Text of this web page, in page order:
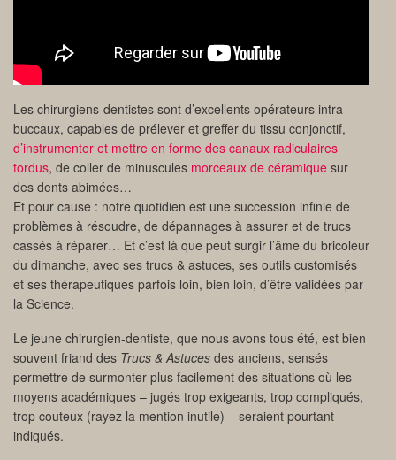
Les chirurgiens-dentistes sont d’excellents opérateurs intra-
buccaux, capables de prélever et greffer du tissu conjonctif,
d’instrumenter et mettre en forme des canaux radiculaires
tordus, de coller de minuscules morceaux de céramique sur
des dents abimées…
Et pour cause : notre quotidien est une succession infinie de
problèmes à résoudre, de dépannages à assurer et de trucs
cassés à réparer… Et c’est là que peut surgir l’âme du bricoleur
du dimanche, avec ses trucs & astuces, ses outils customisés
et ses thérapeutiques parfois loin, bien loin, d’être validées par
la Science.
Le jeune chirurgien-dentiste, que nous avons tous été, est bien
souvent friand des Trucs & Astuces des anciens, sensés
permettre de surmonter plus facilement des situations où les
moyens académiques – jugés trop exigeants, trop compliqués,
trop couteux (rayez la mention inutile) – seraient pourtant
indiqués.